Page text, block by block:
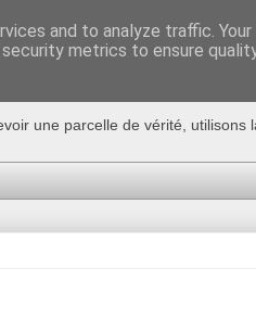
une parcelle de vérité,
and to analyze traffic.
metrics to ensure